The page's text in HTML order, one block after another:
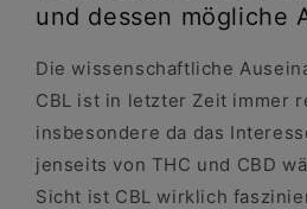
und dessen mögliche
Die wissenschaftliche
CBL ist in letzter Zeit immer
insbesondere da das
jenseits von THC und CBD
Sicht ist CBL wirklich